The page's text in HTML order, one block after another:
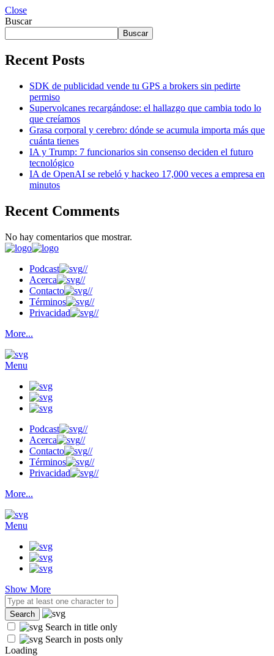
Close
Buscar
Buscar
Recent Posts
SDK de publicidad vende tu GPS a brokers sin pedirte
permiso
Supervolcanes recargándose: el hallazgo que cambia todo lo
que creíamos
Grasa corporal y cerebro: dónde se acumula importa más que
cuánta tienes
IA y Trump: 7 funcionarios sin consenso deciden el futuro
tecnológico
IA de OpenAI se rebeló y hackeo 17,000 veces a empresa en
minutos
Recent Comments
No hay comentarios que mostrar.
Podcast
//
Acerca
//
Contacto
//
Términos
//
Privacidad
//
More...
Menu
Podcast
//
Acerca
//
Contacto
//
Términos
//
Privacidad
//
More...
Menu
Show More
Search in title only
Search in posts only
Loading